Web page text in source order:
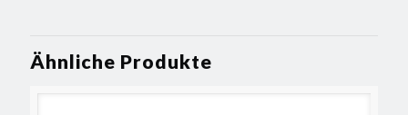
Ähnliche Produkte